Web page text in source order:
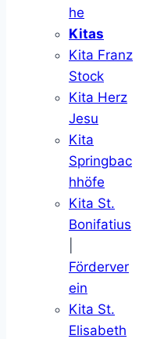
he
Kitas
Kita Franz
Stock
Kita Herz
Jesu
Kita
Springbac
hhöfe
Kita St.
Bonifatius
Förderver
ein
Kita St.
Elisabeth